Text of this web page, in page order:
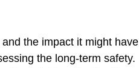
the impact it might have
the long-term safety.